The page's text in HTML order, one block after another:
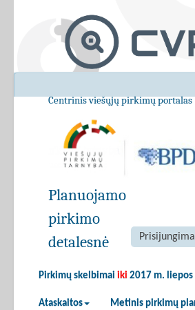
Centrinis viešųjų pirkimų portalas
Pirkimų skelbimai iki 2017 m. liepos
Ataskaitos Metinis pirkimų
Planuojamo
pirkimo
detalesnė